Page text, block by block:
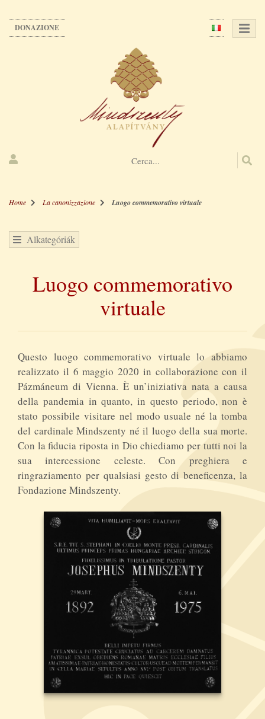
contenuto
DONAZIONE
Home La canonizzazione Luogo commemorativo virtuale
Alkategóriák
Luogo commemorativo
virtuale
Questo luogo commemorativo virtuale lo abbiamo
realizzato il 6 maggio 2020 in collaborazione con il
Pázmáneum di Vienna. È un’iniziativa nata a causa
della pandemia in quanto, in questo periodo, non è
stato possibile visitare nel modo usuale né la tomba
del cardinale Mindszenty né il luogo della sua morte.
Con la fiducia riposta in Dio chiediamo per tutti noi la
sua intercessione celeste. Con preghiera e
ringraziamento per qualsiasi gesto di beneficenza, la
Fondazione Mindszenty.